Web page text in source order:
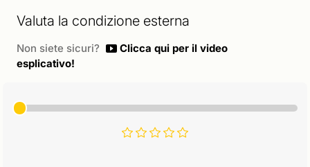
Valuta la condizione esterna
Non siete sicuri?
Clicca qui per il video
esplicativo!